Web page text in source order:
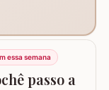
essa semana
passo a